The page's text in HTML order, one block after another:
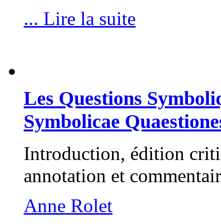
... Lire la suite
Les Questions
Symbolicae
Introduction, édition
annotation et
Anne Rolet